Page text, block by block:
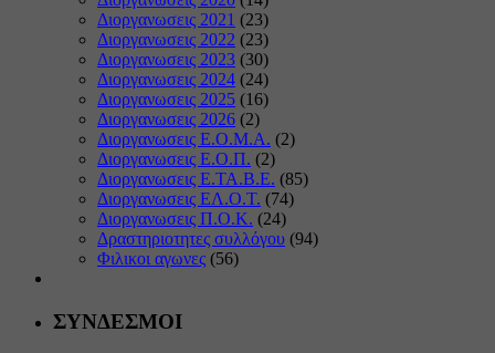
Διοργανωσεις 2021 (23)
Διοργανωσεις 2022 (23)
Διοργανωσεις 2023 (30)
Διοργανωσεις 2024 (24)
Διοργανωσεις 2025 (16)
Διοργανωσεις 2026 (2)
Διοργανωσεις Ε.Ο.Μ.Α. (2)
Διοργανωσεις Ε.Ο.Π. (2)
Διοργανωσεις Ε.ΤΑ.Β.Ε. (85)
Διοργανωσεις ΕΛ.Ο.Τ. (74)
Διοργανωσεις Π.Ο.Κ. (24)
Δραστηριοτητες συλλόγου (94)
Φιλικοι αγωνες (56)
ΣΥΝΔΕΣΜΟΙ